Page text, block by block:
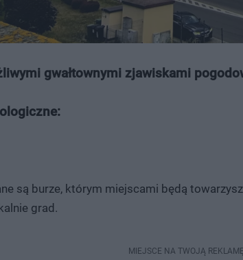
gwałtownymi zjawiskami
są burze, którym miejscami będą
grad.
MIEJSCE NA TWOJĄ